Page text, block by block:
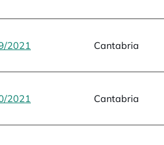
2021 opens in a new tabCantabria
2021 opens in a new tabCantabria